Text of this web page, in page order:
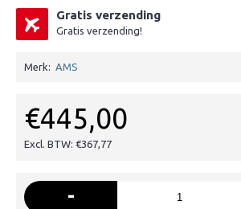
Gratis verzending
Gratis verzending!
Merk: AMS
€445,00
Excl. BTW: €367,77
-